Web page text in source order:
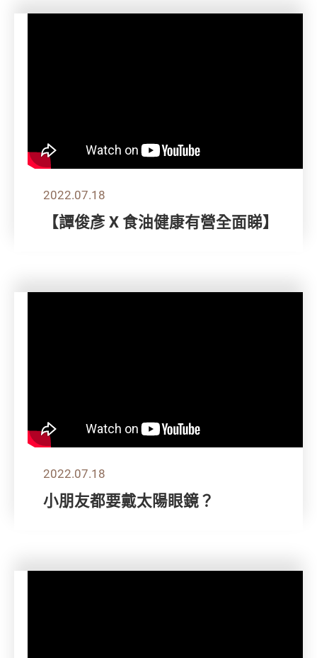
2022.07.18
【譚俊彥 X 食油健康有營全面睇】
2022.07.18
小朋友都要戴太陽眼鏡？